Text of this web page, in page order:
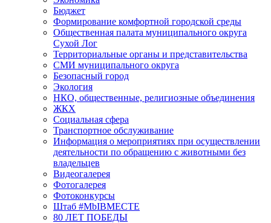
Бюджет
Формирование комфортной городской среды
Общественная палата муниципального округа
Сухой Лог
Территориальные органы и представительства
СМИ муниципального округа
Безопасный город
Экология
НКО, общественные, религиозные объединения
ЖКХ
Социальная сфера
Транспортное обслуживание
Информация о мероприятиях при осуществлении
деятельности по обращению с животными без
владельцев
Видеогалерея
Фотогалерея
Фотоконкурсы
Штаб #MbIBMECTE
80 ЛЕТ ПОБЕДЫ